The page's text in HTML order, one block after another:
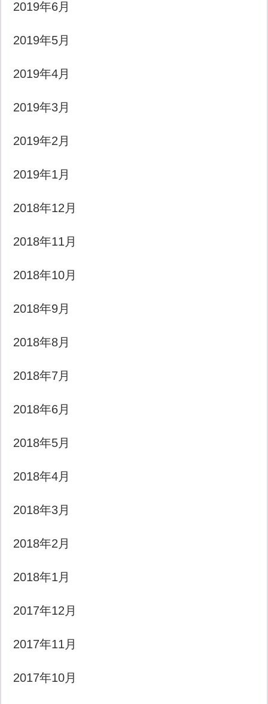
2019年6月
2019年5月
2019年4月
2019年3月
2019年2月
2019年1月
2018年12月
2018年11月
2018年10月
2018年9月
2018年8月
2018年7月
2018年6月
2018年5月
2018年4月
2018年3月
2018年2月
2018年1月
2017年12月
2017年11月
2017年10月